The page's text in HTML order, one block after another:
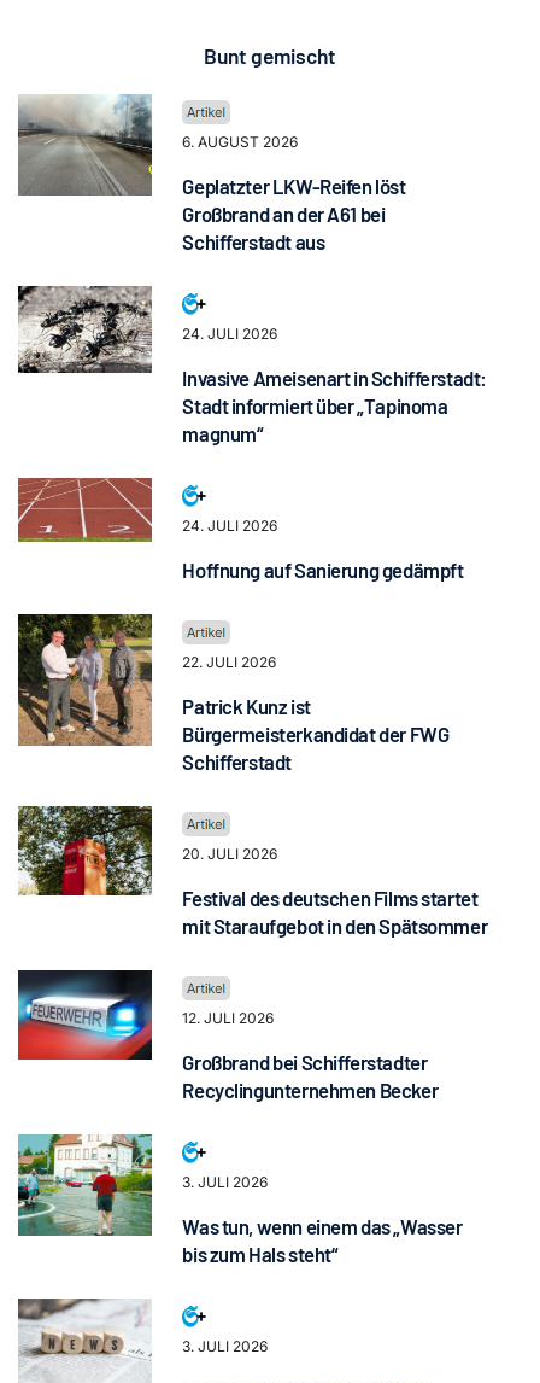
Bunt gemischt
6. AUGUST 2026
Geplatzter LKW-Reifen löst
Großbrand an der A61 bei
Schifferstadt aus
24. JULI 2026
Invasive Ameisenart in Schifferstadt:
Stadt informiert über „Tapinoma
magnum“
24. JULI 2026
Hoffnung auf Sanierung gedämpft
22. JULI 2026
Patrick Kunz ist
Bürgermeisterkandidat der FWG
Schifferstadt
20. JULI 2026
Festival des deutschen Films startet
mit Staraufgebot in den Spätsommer
12. JULI 2026
Großbrand bei Schifferstadter
Recyclingunternehmen Becker
3. JULI 2026
Was tun, wenn einem das „Wasser
bis zum Hals steht“
3. JULI 2026